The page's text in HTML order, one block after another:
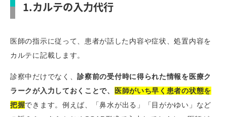
1.カルテの入力代行
医師の指示に従って、患者が話した内容や症状、処置内容を
カルテに記載します。
診察中だけでなく、診察前の受付時に得られた情報を医療ク
ラークが入力しておくことで、
医師がいち早く患者の状態を
把握できます。例えば、「鼻水が出る」「目がかゆい」など